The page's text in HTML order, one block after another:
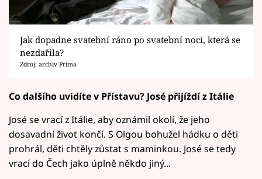
Jak dopadne svatební ráno po svatební noci, která se
nezdařila?
Zdroj: archiv Prima
Co dalšího uvidíte v Přístavu? José přijíždí z Itálie
José se vrací z Itálie, aby oznámil okolí, že jeho
dosavadní život končí. S Olgou bohužel hádku o děti
prohrál, děti chtěly zůstat s maminkou. José se tedy
vrací do Čech jako úplně někdo jiný...